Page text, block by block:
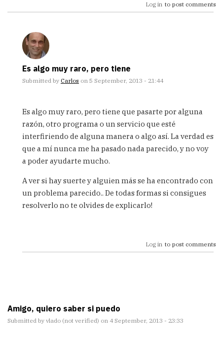
Log in to post comments
Es algo muy raro, pero tiene
Submitted by Carlos on 5 September, 2013 - 21:44
reply
Estimado
Carlos,
tengo
by
isabel
verified)
Es algo muy raro, pero tiene que pasarte por alguna
razón, otro programa o un servicio que esté
interfiriendo de alguna manera o algo así. La verdad es
que a mí nunca me ha pasado nada parecido, y no voy
a poder ayudarte mucho.
A ver si hay suerte y alguien más se ha encontrado con
un problema parecido.. De todas formas si consigues
resolverlo no te olvides de explicarlo!
Log in to post comments
Amigo, quiero saber si puedo
Submitted by vlado (not verified) on 4 September, 2013 - 23:33